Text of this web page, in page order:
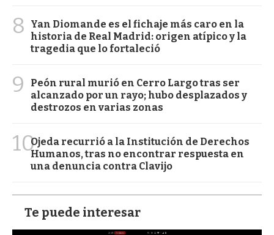
8
Yan Diomande es el fichaje más caro en la
historia de Real Madrid: origen atípico y la
tragedia que lo fortaleció
9
Peón rural murió en Cerro Largo tras ser
alcanzado por un rayo; hubo desplazados y
destrozos en varias zonas
10Ojeda recurrió a la Institución de Derechos
Humanos, tras no encontrar respuesta en
una denuncia contra Clavijo
Te puede interesar